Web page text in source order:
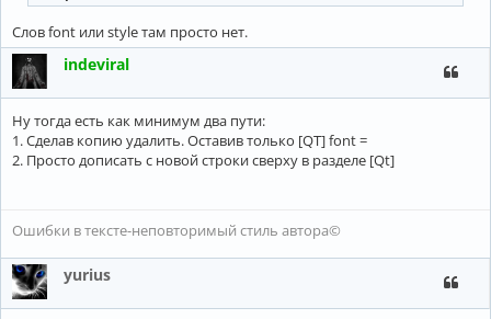
Слов font или style там просто нет.
indeviral
Ну тогда есть как минимум два пути:
1. Сделав копию удалить. Оставив только [QT] font =
2. Просто дописать с новой строки сверху в разделе [Qt]
Ошибки в тексте-неповторимый стиль автора©
yurius